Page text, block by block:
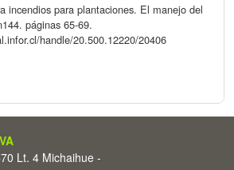
incendios para plantaciones. El manejo del
páginas 65-69.
handle/20.500.12220/20406
Lt. 4 Michaihue -